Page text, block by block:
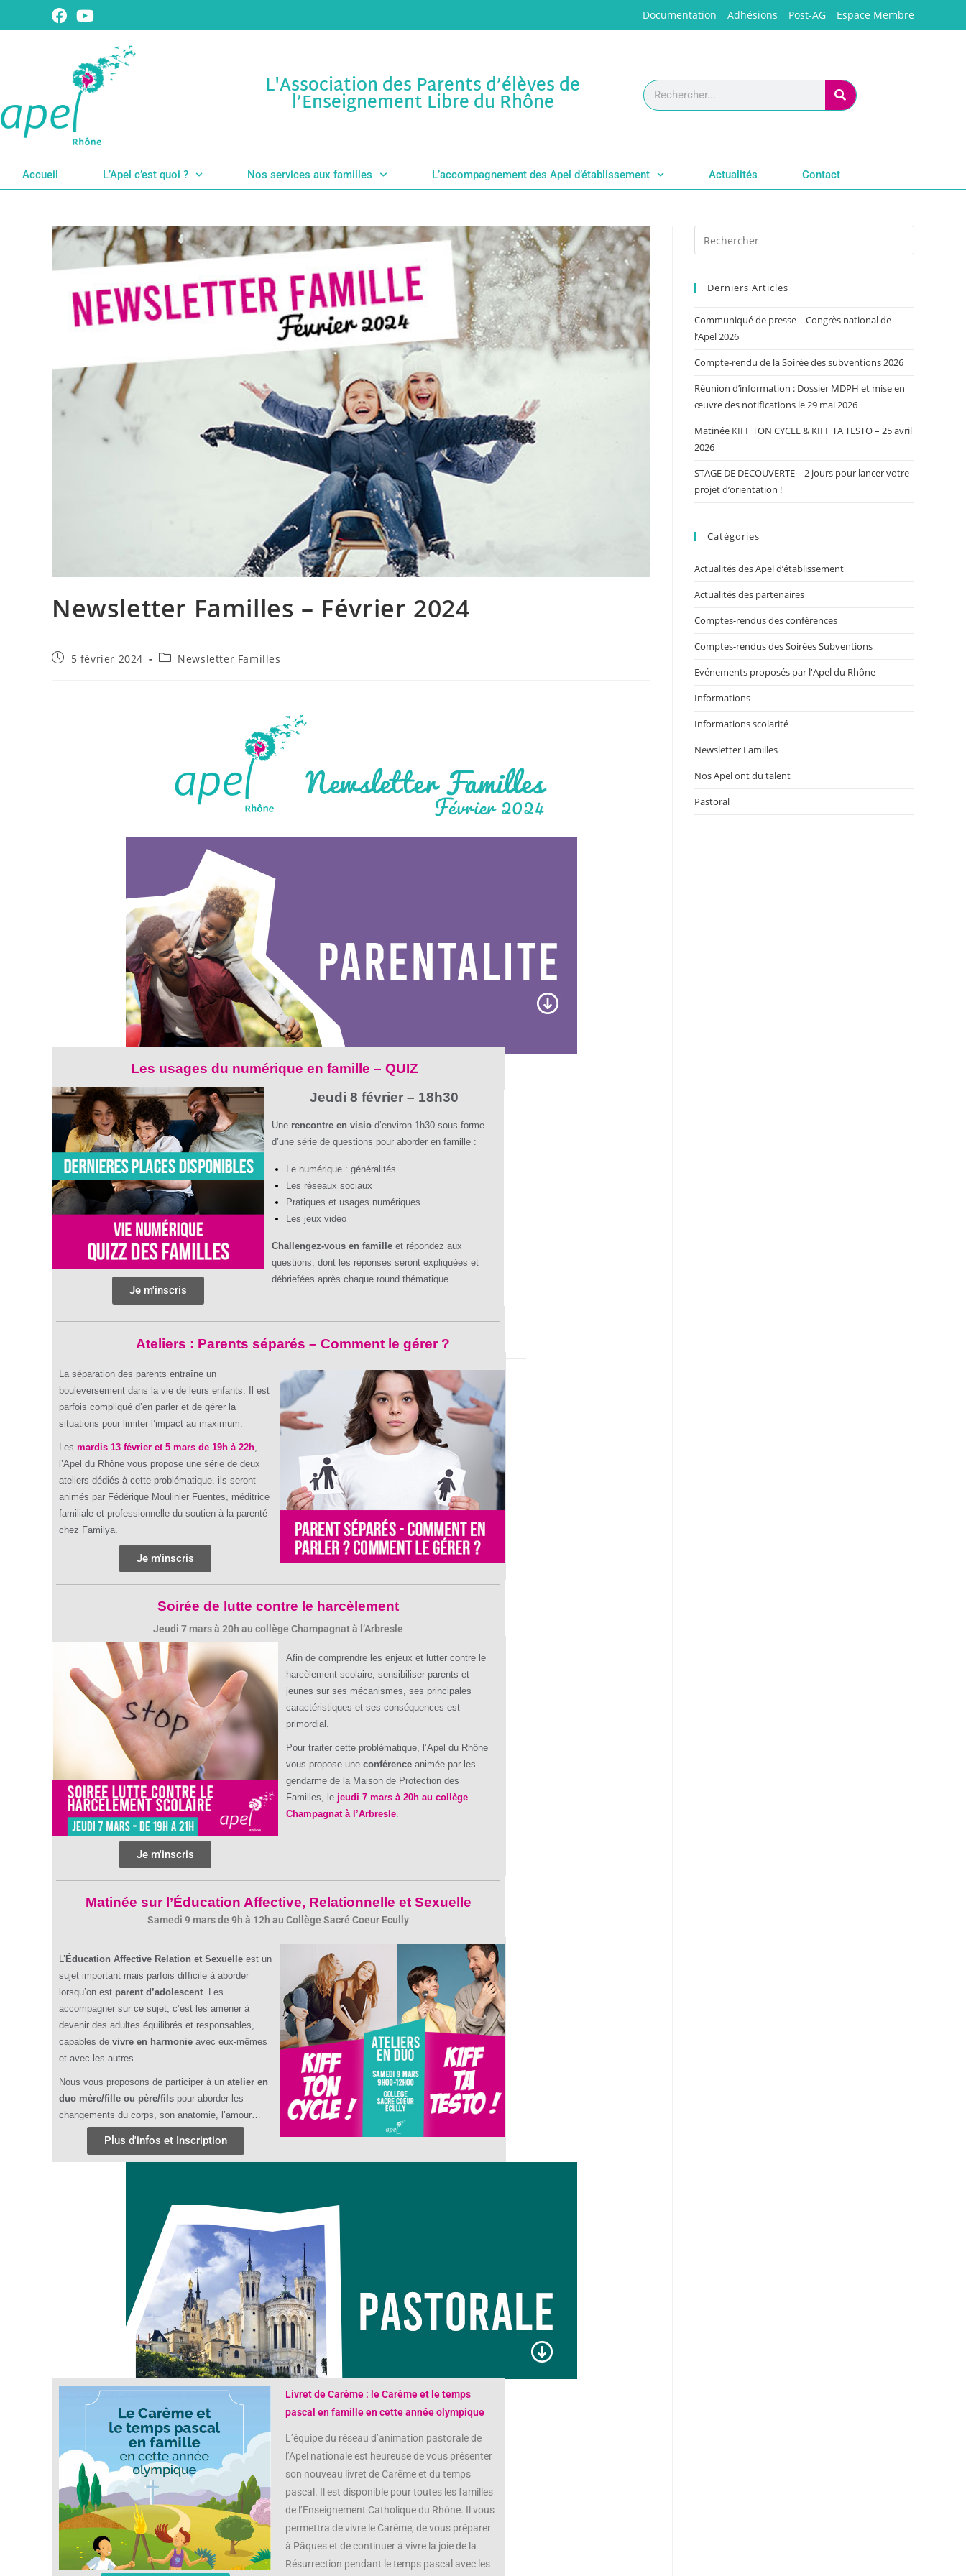
Documentation Adhésions Post-AG Espace Membre
L'Association des Parents d’élèves de
l’Enseignement Libre du Rhône
Accueil L’Apel c’est quoi ? Nos services aux familles L’accompagnement des Apel d’établissement Actualités Contact
Newsletter Familles – Février 2024
5 février 2024 Newsletter Familles
Les usages du numérique en famille – QUIZ
Je m'inscris
Jeudi 8 février – 18h30
Une rencontre en visiod’environ 1h30 sous forme
d’une série de questions pour aborder en famille :
Le numérique : généralités
Les réseaux sociaux
Pratiques et usages numériques
Les jeux vidéo
Challengez-vous en familleet répondez aux
questions, dont les réponses seront expliquées et
débriefées après chaque round thématique.
Ateliers : Parents séparés – Comment le gérer ?
La séparation des parents entraîne un
bouleversement dans la vie de leurs enfants. Il est
parfois compliqué d’en parler et de gérer la
situations pour limiter l’impact au maximum.
Les mardis 13 février et 5 mars de 19h à 22h
l’Apel du Rhône vous propose une série de deux
ateliers dédiés à cette problématique. ils seront
animés par Fédérique Moulinier Fuentes, méditrice
familiale et professionnelle du soutien à la parenté
chez Familya.
Je m'inscris
Soirée de lutte contre le harcèlement
Jeudi 7 mars à 20h au collège Champagnat à l’Arbresle
Je m'inscris
Afin de comprendre les enjeux et lutter contre le
harcèlement scolaire, sensibiliser parents et
jeunes sur ses mécanismes, ses principales
caractéristiques et ses conséquences est
primordial.
Pour traiter cette problématique, l’Apel du Rhône
vous propose une conférence animée par les
gendarme de la Maison de Protection des
Familles, le jeudi 7 mars à 20h au collège
Champagnat à l’Arbresle
Matinée sur l’Éducation Affective, Relationnelle et Sexuelle
Samedi 9 mars de 9h à 12h au Collège Sacré Coeur Ecully
L’ Éducation Affective Relation et Sexuelle est un
sujet important mais parfois difficile à aborder
lorsqu’on est parent d’adolescent. Les
accompagner sur ce sujet, c’est les amener à
devenir des adultes équilibrés et responsables,
capables de vivre en harmonie avec eux-mêmes
et avec les autres.
Nous vous proposons de participer à un atelier en
duo mère/fille ou père/fils pour aborder les
changements du corps, son anatomie, l’amour…
Plus d'infos et Inscription
Livret de Carême : le Carême et le temps
pascal en famille en cette année olympique
L’équipe du réseau d’animation pastorale de
l’Apel nationale est heureuse de vous présenter
son nouveau livret de Carême et du temps
pascal. Il est disponible pour toutes les familles
de l’Enseignement Catholique du Rhône. Il vous
permettra de vivre le Carême, de vous préparer
à Pâques et de continuer à vivre la joie de la
Résurrection pendant le temps pascal avec les
Derniers Articles
Communiqué de presse – Congrès national de
l’Apel 2026
Compte-rendu de la Soirée des subventions 2026
Réunion d’information : Dossier MDPH et mise en
œuvre des notifications le 29 mai 2026
Matinée KIFF TON CYCLE & KIFF TA TESTO – 25 avril
2026
STAGE DE DECOUVERTE – 2 jours pour lancer votre
projet d’orientation !
Catégories
Actualités des Apel d’établissement
Actualités des partenaires
Comptes-rendus des conférences
Comptes-rendus des Soirées Subventions
Evénements proposés par l'Apel du Rhône
Informations
Informations scolarité
Newsletter Familles
Nos Apel ont du talent
Pastoral